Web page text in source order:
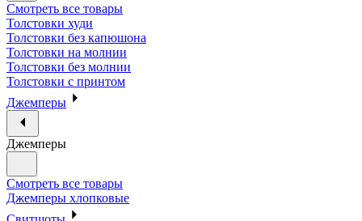
Смотреть все товары
Толстовки худи
Толстовки без капюшона
Толстовки на молнии
Толстовки без молнии
Толстовки с принтом
Джемперы
Джемперы
Смотреть все товары
Джемперы хлопковые